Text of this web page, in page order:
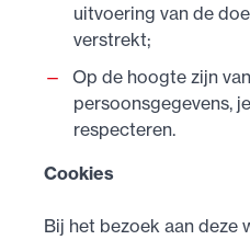
uitvoering van de
verstrekt;
Op de hoogte zijn
persoonsgegevens,
respecteren.
Cookies
Bij het bezoek aan deze